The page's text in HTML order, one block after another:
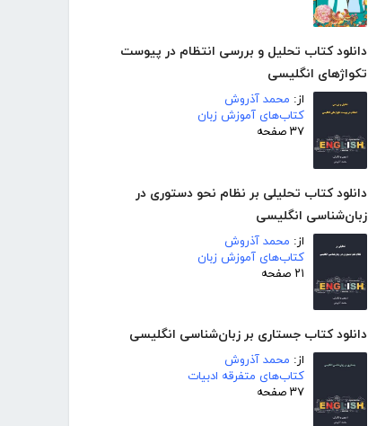
دانلود کتاب تحلیل و بررسی انتظام در پیوست
تکواژهای انگلیسی
از: محمد آذروش
کتاب‌های آموزش زبان
۳۷ صفحه
دانلود کتاب تحلیلی بر نظام نحو دستوری در
زبان‌شناسی انگلیسی
از: محمد آذروش
کتاب‌های آموزش زبان
۲۱ صفحه
دانلود کتاب جستاری بر زبان‌شناسی انگلیسی
از: محمد آذروش
کتاب‌های متفرقه ادبیات
۳۷ صفحه